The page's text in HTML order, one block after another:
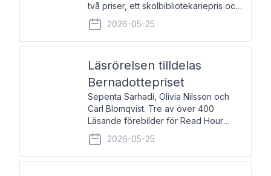
två priser, ett skolbibliotekariepris och
ett folkbibliotekariepris. Priserna skall
tilldelas bibliotekarier vid svenska folk-
och skolbibliotek som gjort värdefull
2026-05-25
Läsrörelsen tilldelas
Bernadottepriset
Sepenta Sarhadi, Olivia Nilsson och
Carl Blomqvist. Tre av över 400
Läsande förebilder för Read Hour
Sverige. Foto: Michael Wall. Den ideella
föreningen Läsrörelsen tilldelas
Bernadottepriset 2026 för att den
2026-05-25